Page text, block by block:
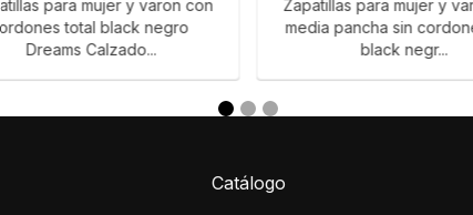
para mujer y varon con
total black negro
Dreams Calzado...
Zapatillas para mujer y
media pancha sin
black negr...
Catálogo